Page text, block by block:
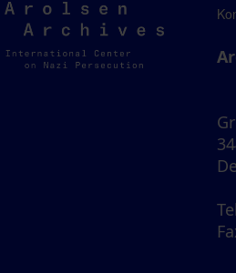
Arolsen
Archives
Tel